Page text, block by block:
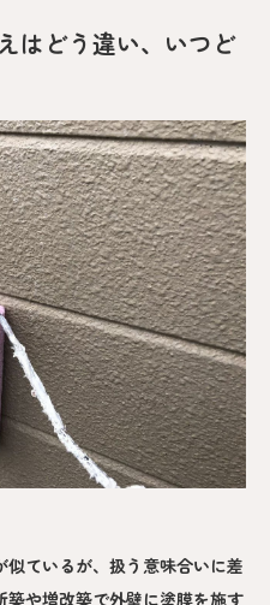
はどう違い、いつど
ているが、扱う意味合いに差
や増改築で外壁に塗膜を施す